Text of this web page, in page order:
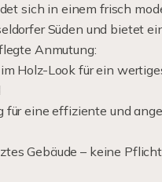
sich in einem frisch
Süden und bietet
Anmutung:
Holz-Look für ein
für eine effiziente und
Gebäude – keine